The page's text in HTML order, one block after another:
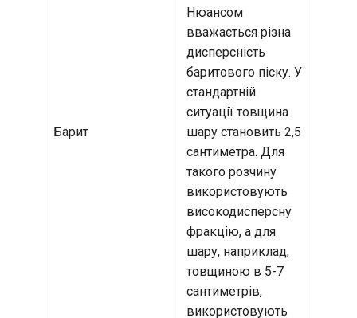
Барит
Нюансом
вважається різна
дисперсність
баритового піску. У
стандартній
ситуації товщина
шару становить 2,5
сантиметра. Для
такого розчину
використовують
високодисперсну
фракцію, а для
шару, наприклад,
товщиною в 5-7
сантиметрів,
використовують